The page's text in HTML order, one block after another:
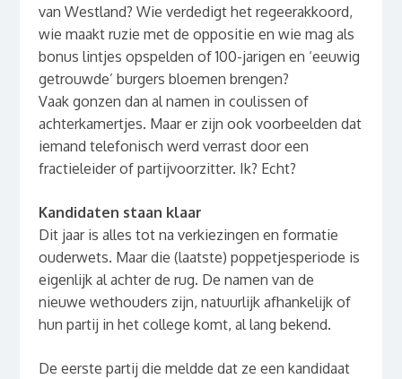
van Westland? Wie verdedigt het regeerakkoord,
wie maakt ruzie met de oppositie en wie mag als
bonus lintjes opspelden of 100-jarigen en ‘eeuwig
getrouwde’ burgers bloemen brengen?
Vaak gonzen dan al namen in coulissen of
achterkamertjes. Maar er zijn ook voorbeelden dat
iemand telefonisch werd verrast door een
fractieleider of partijvoorzitter. Ik? Echt?
Kandidaten staan klaar
Dit jaar is alles tot na verkiezingen en formatie
ouderwets. Maar die (laatste) poppetjesperiode is
eigenlijk al achter de rug. De namen van de
nieuwe wethouders zijn, natuurlijk afhankelijk of
hun partij in het college komt, al lang bekend.
De eerste partij die meldde dat ze een kandidaat